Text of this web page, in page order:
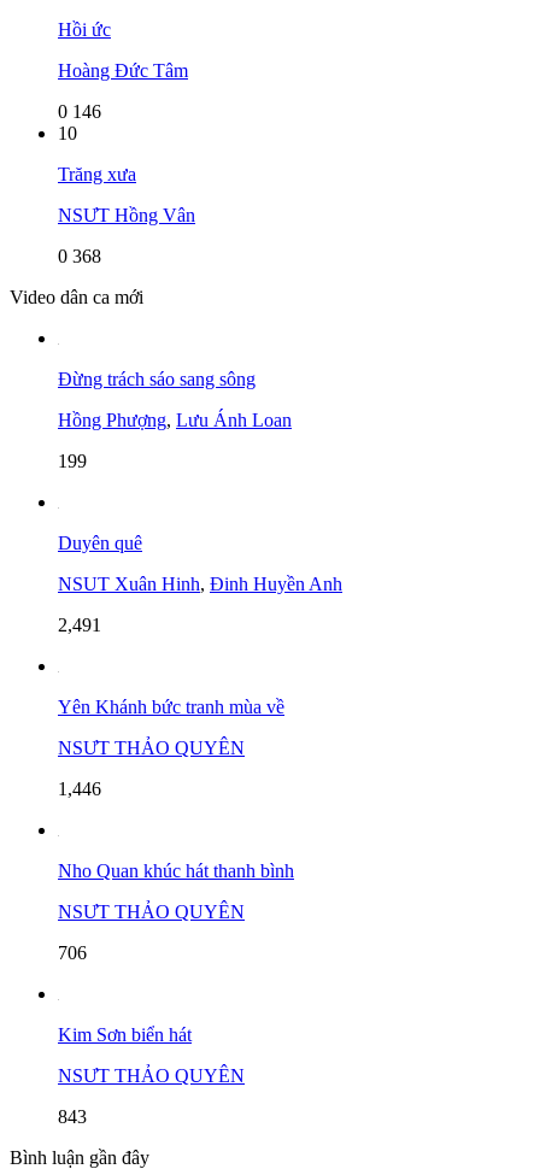
Hồi ức
Hoàng Đức Tâm
0 146
10
Trăng xưa
NSƯT Hồng Vân
0 368
Video dân ca mới
Đừng trách sáo sang sông
Hồng Phượng, Lưu Ánh Loan
199
Duyên quê
NSUT Xuân Hinh, Đinh Huyền Anh
2,491
Yên Khánh bức tranh mùa về
NSƯT THẢO QUYÊN
1,446
Nho Quan khúc hát thanh bình
NSƯT THẢO QUYÊN
706
Kim Sơn biển hát
NSƯT THẢO QUYÊN
843
Bình luận gần đây